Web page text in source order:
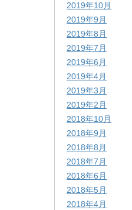
2019年10月
2019年9月
2019年8月
2019年7月
2019年6月
2019年4月
2019年3月
2019年2月
2018年10月
2018年9月
2018年8月
2018年7月
2018年6月
2018年5月
2018年4月